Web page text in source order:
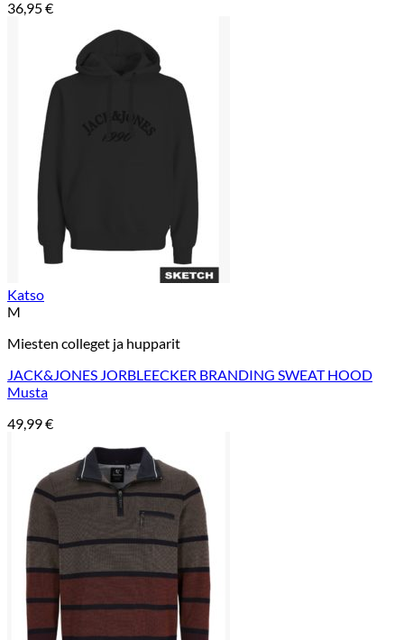
36,95€
Katso
M
Miesten colleget ja hupparit
JACK&JONES JORBLEECKER BRANDING SWEAT HOOD
Musta
49,99€